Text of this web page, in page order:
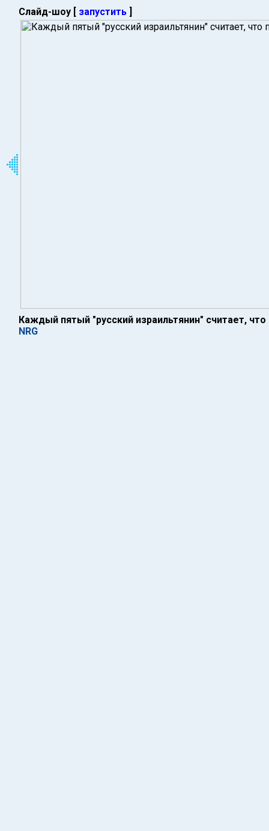
Слайд-шоу [ запустить ]
Каждый пятый "русский израильтянин" считает,
NRG